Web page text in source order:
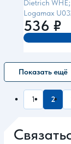
Dietrich
Logamax
536 ₽
Показать ещё
1 2